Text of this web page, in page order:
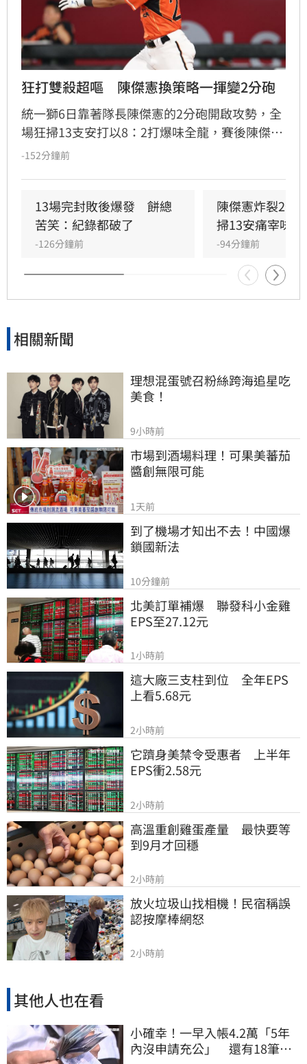
狂打雙殺超嘔　陳傑憲換策略一揮變2分砲
統一獅6日靠著隊長陳傑憲的2分砲開啟攻勢，全
場狂掃13支安打以8：2打爆味全龍，賽後陳傑憲
透露因為上週末自己擊出太多雙殺，當時上場只
-152分鐘前
13場完封敗後爆發　餅總
苦笑：紀錄都破了
-126分鐘前
陳傑憲炸裂2分
掃13安痛宰味全
-94分鐘前
相關新聞
理想混蛋號召粉絲跨海追星吃
美食！
9小時前
市場到酒場料理！可果美蕃茄
醬創無限可能
1天前
到了機場才知出不去！中國爆
鎖國新法
10分鐘前
北美訂單補爆　聯發科小金雞
EPS至27.12元
1小時前
這大廠三支柱到位　全年EPS
上看5.68元
2小時前
它躋身美禁令受惠者　上半年
EPS衝2.58元
2小時前
高溫重創雞蛋產量　最快要等
到9月才回穩
2小時前
放火垃圾山找相機！民宿稱誤
認按摩棒網怒
2小時前
其他人也在看
小確幸！一早入帳4.2萬「5年
內沒申請充公」 還有18筆錢